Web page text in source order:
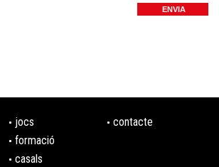
jocs
formació
casals
contacte